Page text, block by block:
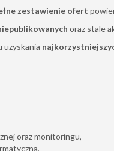
zestawienie ofert
oraz stale
uzyskania
oraz monitoringu,